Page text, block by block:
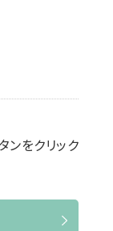
をクリック